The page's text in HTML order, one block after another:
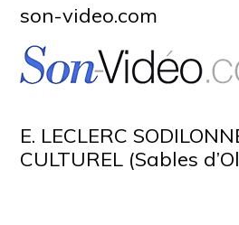
son-video.com
E. LECLERC
CULTUREL (Sables